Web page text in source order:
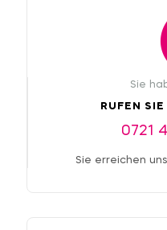
Sie
RUFEN
0721
Sie erreichen